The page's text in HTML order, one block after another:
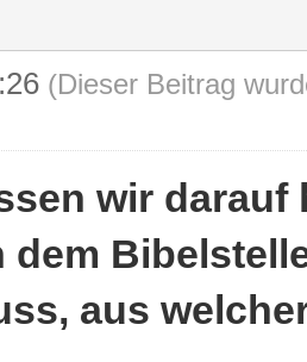
(Dieser Beitrag
wir
dem
aus